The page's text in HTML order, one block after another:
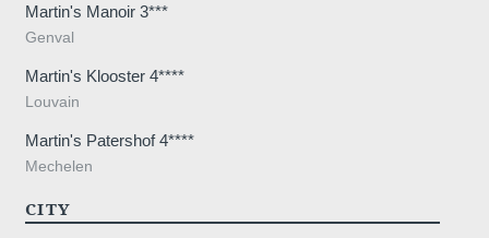
Martin's Manoir 3***
Genval
Martin's Klooster 4****
Louvain
Martin's Patershof 4****
Mechelen
CITY